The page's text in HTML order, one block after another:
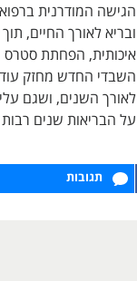
הגישה המודרנית
ובריא לאורך החיים,
איכותית, הפחתת סטרס
השבדי החדש מחזק עוד
לאורך השנים, ושגם
על הבריאות שנים
תגובות